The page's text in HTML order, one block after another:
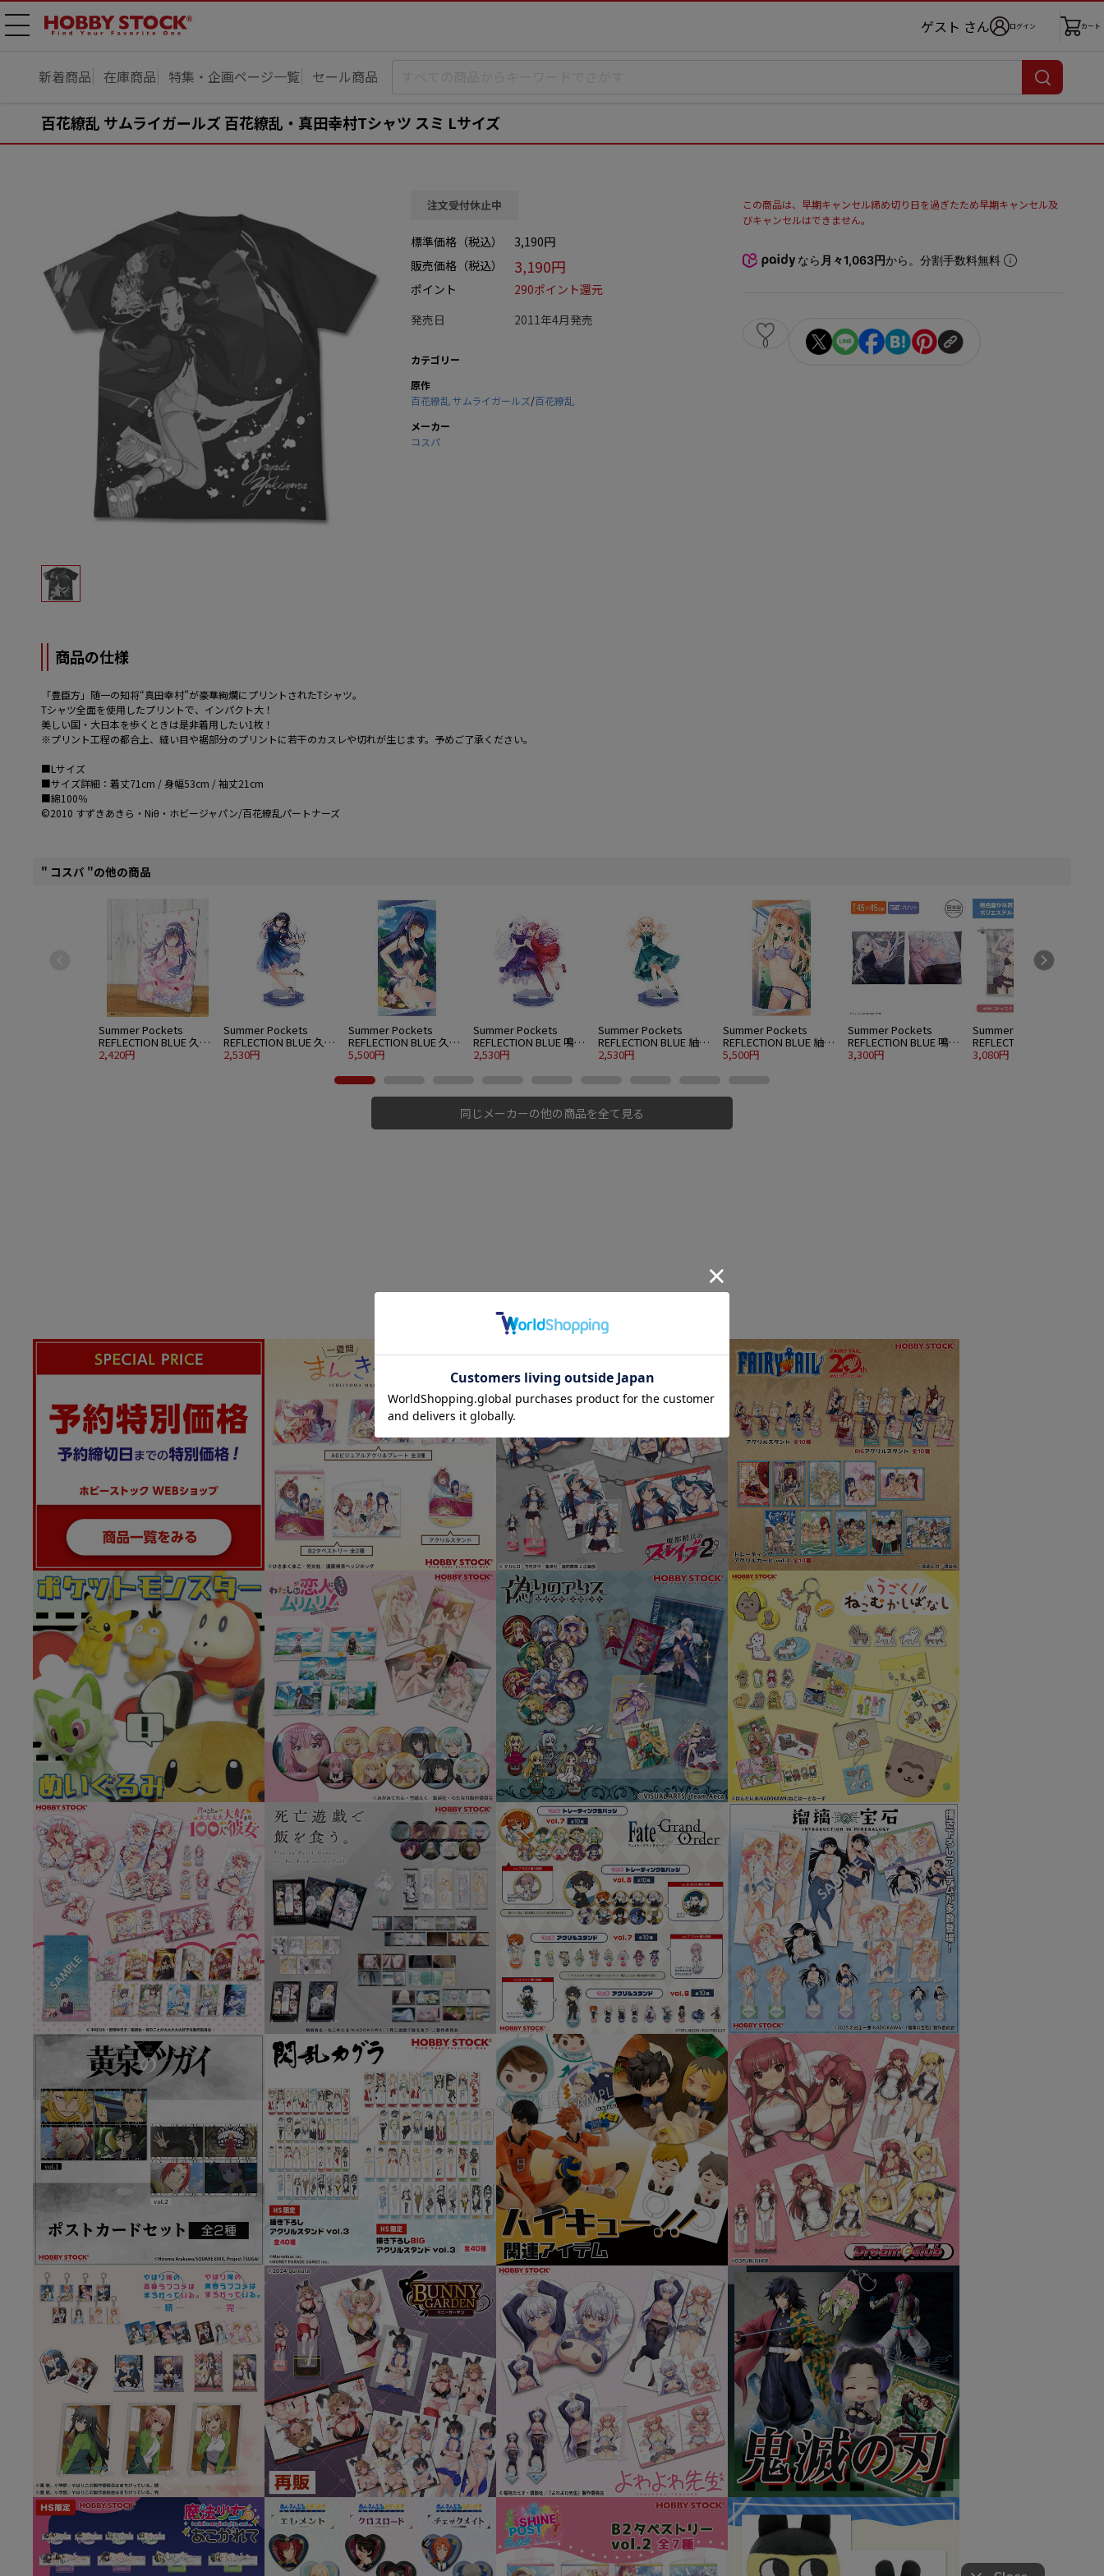
メニ
ゲスト さん ログイン カート
新着商品 在庫商品 特集・企画ページ一覧 セール商品
百花繚乱 サムライガールズ 百花繚乱・真田幸村Tシャツ スミ Lサイズ
注文受付休止中
標準価格（税込）
3,190円
販売価格（税込）
3,190円
ポイント
290ポイント還元
発売日
2011年4月発売
カテゴリー
原作
百花繚乱 サムライガールズ/百花繚乱
メーカー
コスパ
この商品は、早期キャンセル締め切り日を過ぎたため早期キャンセル及
びキャンセルはできません。
なら 月々1,063円から。分割手数料無料
0
商品の仕様
「豊臣方」随一の知将“真田幸村”が豪華絢爛にプリントされたTシャツ。
Tシャツ全面を使用したプリントで、インパクト大！
美しい国・大日本を歩くときは是非着用したい1枚！
※プリント工程の都合上、縫い目や裾部分のプリントに若干のカスレや切れが生じます。予めご了承ください。
■Lサイズ
■サイズ詳細：着丈71cm / 身幅53cm / 袖丈21cm
■綿100％
©2010 すずきあきら・Niθ・ホビージャパン/百花繚乱パートナーズ
" コスパ "の他の商品
Summer Pockets
REFLECTION BLUE 久島
鴎 アクリルアートスタ
2,420円
Summer Pockets
REFLECTION BLUE 久島
鴎 アクリルスタンド 大
2,530円
Summer Pockets
REFLECTION BLUE 久島
鴎 120cmビッグタオル
5,500円
Summer Pockets
REFLECTION BLUE 鳴瀬
しろは＆加藤うみ アク
2,530円
Summer Pockets
REFLECTION BLUE 紬ヴ
ェンダース アクリルス
2,530円
Summer Pockets
REFLECTION BLUE 紬ヴ
ェンダース 120cmビッ
5,500円
Summer Pockets
REFLECTION BLUE 鳴瀬
しろは 両面プリントク
3,300円
Summer Pockets
REFLECTION BLUE 鳴瀬
しろは ハイブリッドフ
3,080円
同じメーカーの他の商品を全て見る